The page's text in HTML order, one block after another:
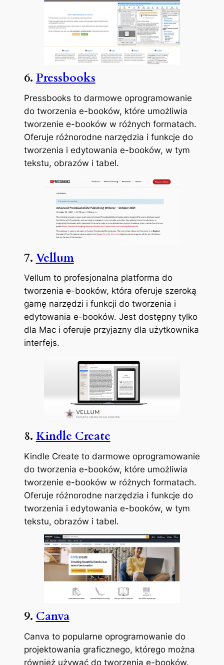
6. Pressbooks
Pressbooks to darmowe oprogramowanie
do tworzenia e-booków, które umożliwia
tworzenie e-booków w różnych formatach.
Oferuje różnorodne narzędzia i funkcje do
tworzenia i edytowania e-booków, w tym
tekstu, obrazów i tabel.
7. Vellum
Vellum to profesjonalna platforma do
tworzenia e-booków, która oferuje szeroką
gamę narzędzi i funkcji do tworzenia i
edytowania e-booków. Jest dostępny tylko
dla Mac i oferuje przyjazny dla użytkownika
interfejs.
8. Kindle Create
Kindle Create to darmowe oprogramowanie
do tworzenia e-booków, które umożliwia
tworzenie e-booków w różnych formatach.
Oferuje różnorodne narzędzia i funkcje do
tworzenia i edytowania e-booków, w tym
tekstu, obrazów i tabel.
9. Canva
Canva to popularne oprogramowanie do
projektowania graficznego, którego można
również używać do tworzenia e-booków.